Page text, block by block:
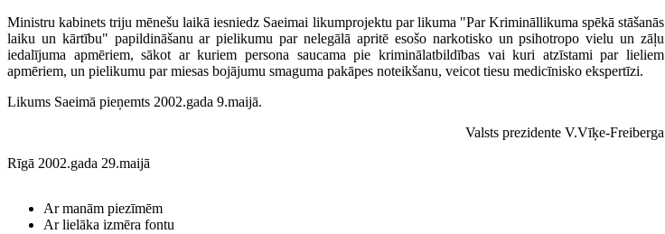
Ministru kabinets triju mēnešu laikā iesniedz Saeimai likumprojektu par likuma "Par Krimināllikuma spēkā stāšanās
laiku un kārtību" papildināšanu ar pielikumu par nelegālā apritē esošo narkotisko un psihotropo vielu un zāļu
iedalījuma apmēriem, sākot ar kuriem persona saucama pie kriminālatbildības vai kuri atzīstami par lieliem
apmēriem, un pielikumu par miesas bojājumu smaguma pakāpes noteikšanu, veicot tiesu medicīnisko ekspertīzi.
Likums Saeimā pieņemts 2002.gada 9.maijā.
Valsts prezidente V.Vīķe-Freiberga
Rīgā 2002.gada 29.maijā
Ar manām piezīmēm
Ar lielāka izmēra fontu